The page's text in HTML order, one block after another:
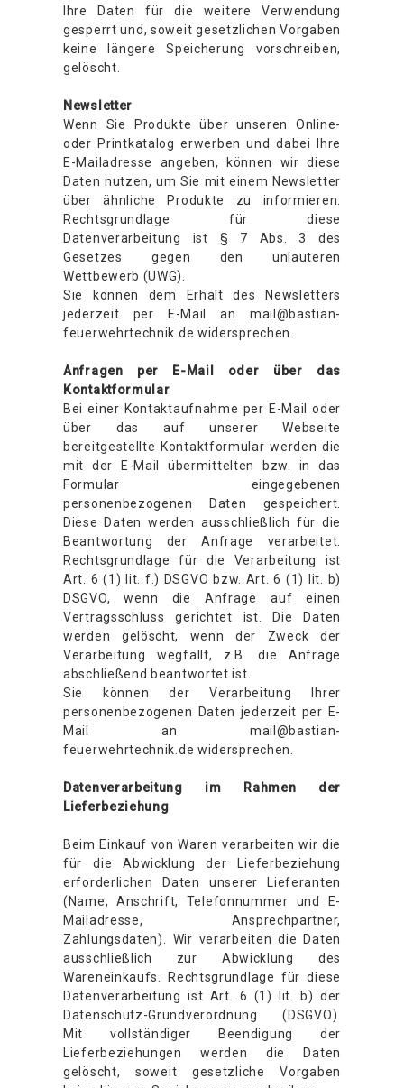
Ihre Daten für die weitere Verwendung
gesperrt und, soweit gesetzlichen Vorgaben
keine längere Speicherung vorschreiben,
gelöscht.
Newsletter
Wenn Sie Produkte über unseren Online-
oder Printkatalog erwerben und dabei Ihre
E-Mailadresse angeben, können wir diese
Daten nutzen, um Sie mit einem Newsletter
über ähnliche Produkte zu informieren.
Rechtsgrundlage für diese
Datenverarbeitung ist § 7 Abs. 3 des
Gesetzes gegen den unlauteren
Wettbewerb (UWG).
Sie können dem Erhalt des Newsletters
jederzeit per E-Mail an mail@bastian-
feuerwehrtechnik.de widersprechen.
Anfragen per E-Mail oder über das
Kontaktformular
Bei einer Kontaktaufnahme per E-Mail oder
über das auf unserer Webseite
bereitgestellte Kontaktformular werden die
mit der E-Mail übermittelten bzw. in das
Formular eingegebenen
personenbezogenen Daten gespeichert.
Diese Daten werden ausschließlich für die
Beantwortung der Anfrage verarbeitet.
Rechtsgrundlage für die Verarbeitung ist
Art. 6 (1) lit. f.) DSGVO bzw. Art. 6 (1) lit. b)
DSGVO, wenn die Anfrage auf einen
Vertragsschluss gerichtet ist. Die Daten
werden gelöscht, wenn der Zweck der
Verarbeitung wegfällt, z.B. die Anfrage
abschließend beantwortet ist.
Sie können der Verarbeitung Ihrer
personenbezogenen Daten jederzeit per E-
Mail an mail@bastian-
feuerwehrtechnik.de widersprechen.
Datenverarbeitung im Rahmen der
Lieferbeziehung
Beim Einkauf von Waren verarbeiten wir die
für die Abwicklung der Lieferbeziehung
erforderlichen Daten unserer Lieferanten
(Name, Anschrift, Telefonnummer und E-
Mailadresse, Ansprechpartner,
Zahlungsdaten). Wir verarbeiten die Daten
ausschließlich zur Abwicklung des
Wareneinkaufs. Rechtsgrundlage für diese
Datenverarbeitung ist Art. 6 (1) lit. b) der
Datenschutz-Grundverordnung (DSGVO).
Mit vollständiger Beendigung der
Lieferbeziehungen werden die Daten
gelöscht, soweit gesetzliche Vorgaben